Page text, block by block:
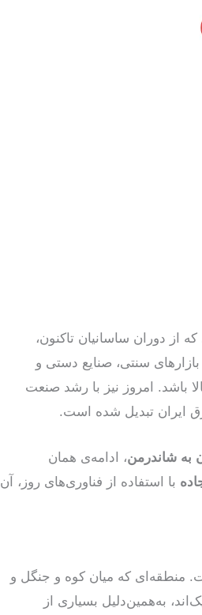
از دوران ساسانیان تاکنون،
سنتی، صنایع دستی و
باشد. امروز نیز با رشد صنعت
ایران تبدیل شده است.
به شاندرمن، ادامه‌ی همان
با استفاده از فناوری‌های روز، آن
منطقه‌ای که میان کوه و جنگل و
به‌همین‌دلیل بسیاری از